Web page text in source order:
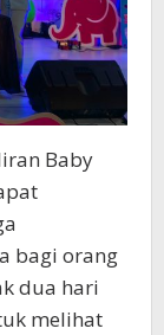
Baby
bagi orang
dua hari
melihat